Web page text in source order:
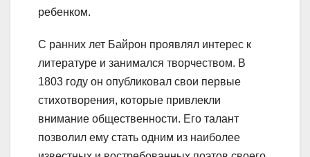
ребенком.
С ранних лет Байрон проявлял интерес к
литературе и занимался творчеством. В
1803 году он опубликовал свои первые
стихотворения, которые привлекли
внимание общественности. Его талант
позволил ему стать одним из наиболее